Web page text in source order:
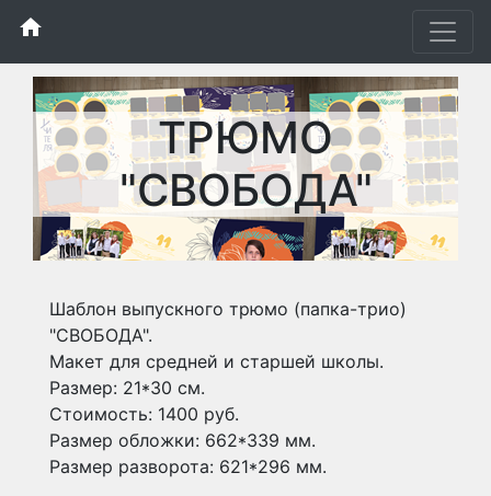
home
ТРЮМО
"СВОБОДА"
Шаблон выпускного трюмо (папка-трио)
"СВОБОДА".
Макет для средней и старшей школы.
Размер: 21*30 см.
Стоимость: 1400 руб.
Размер обложки: 662*339 мм.
Размер разворота: 621*296 мм.